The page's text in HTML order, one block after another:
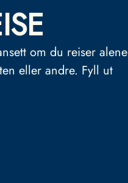
om du reiser alene
eller andre. Fyll ut